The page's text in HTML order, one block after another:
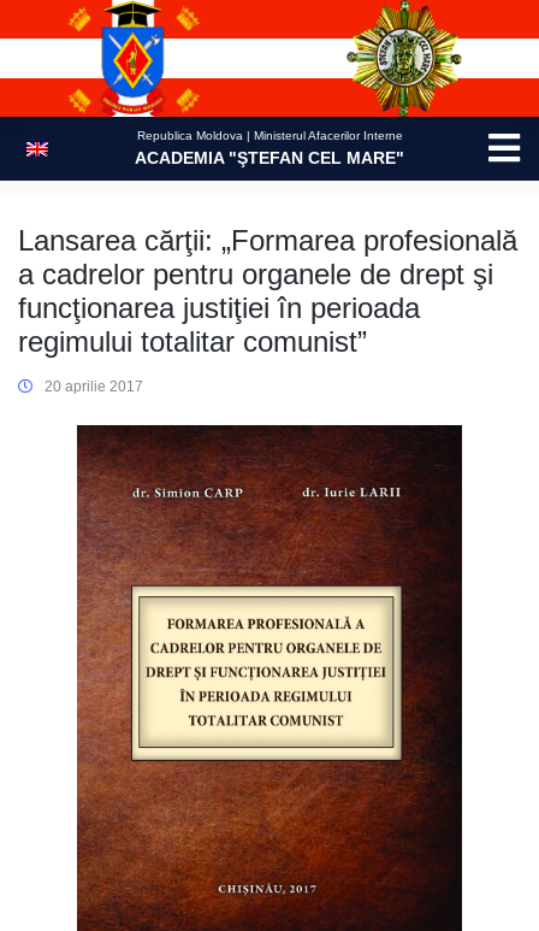
Republica Moldova | Ministerul Afacerilor Interne
ACADEMIA "ŞTEFAN CEL MARE"
Lansarea cărţii: „Formarea profesională
a cadrelor pentru organele de drept şi
funcţionarea justiţiei în perioada
regimului totalitar comunist”
20 aprilie 2017